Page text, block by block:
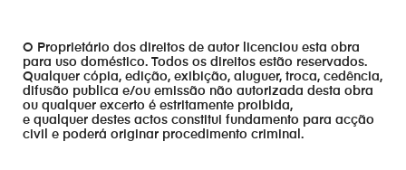
O Proprietário dos direitos de autor licenciou esta obra
para uso doméstico. Todos os direitos estão reservados.
Qualquer cópia, edição, exibição, aluguer, troca, cedência,
difusão publica e/ou emissão não autorizada desta obra
ou qualquer excerto é estritamente proibida,
e qualquer destes actos constitui fundamento para acção
civil e poderá originar procedimento criminal.